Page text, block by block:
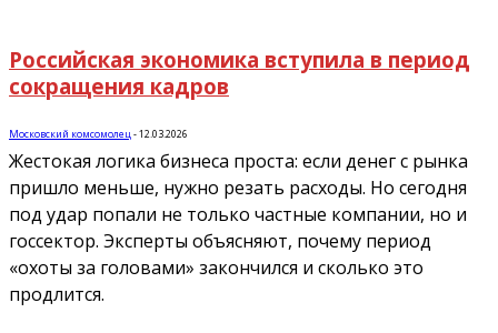
Российская экономика вступила в период
сокращения кадров
Московский комсомолец-12.03.2026
Жестокая логика бизнеса проста: если денег с рынка
пришло меньше, нужно резать расходы. Но сегодня
под удар попали не только частные компании, но и
госсектор. Эксперты объясняют, почему период
«охоты за головами» закончился и сколько это
продлится.